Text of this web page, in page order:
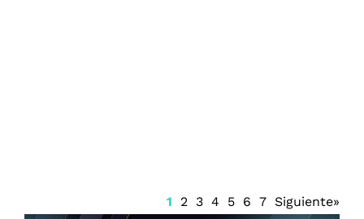
1 2 3 4 5 6 7 Siguiente»